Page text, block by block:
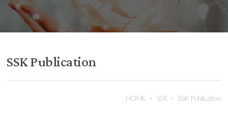
SSK Publication
HOME SSK SSK Publication